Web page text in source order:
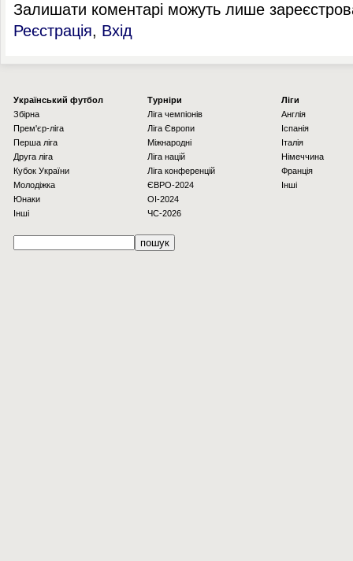
Залишати коментарі можуть лише
Реєстрація, Вхід
Українcький футбол
Збірна
Прем'єр-ліга
Перша ліга
Друга ліга
Кубок України
Молодіжка
Юнаки
Інші
Турніри
Ліга чемпіонів
Ліга Європи
Міжнародні
Ліга націй
Ліга конференцій
ЄВРО-2024
OI-2024
ЧС-2026
Ліги
Англія
Іспанія
Італія
Німеччина
Франція
Інші